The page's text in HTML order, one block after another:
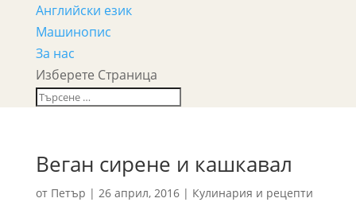
Английски език
Машинопис
За нас
Изберете Страница
Веган сирене и кашкавал
от Петър | 26 април, 2016| Кулинария и рецепти